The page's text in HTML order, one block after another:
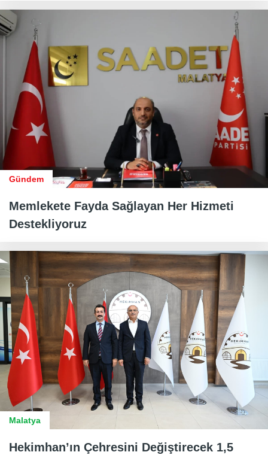
Gündem
Memlekete Fayda Sağlayan Her Hizmeti
Destekliyoruz
Malatya
Hekimhan’ın Çehresini Değiştirecek 1,5